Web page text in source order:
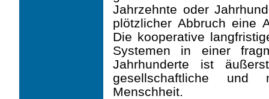
Jahrzehnte oder
plötzlicher Abbruch eine
Die kooperative
Syste­men in einer
Jahrhunderte ist
gesellschaftliche und
Menschheit.